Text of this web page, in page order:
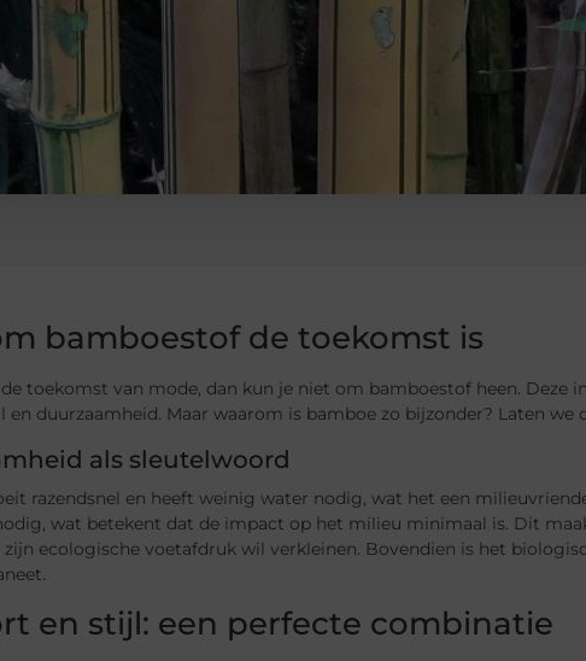
bamboestof de toekomst is
de toekomst van mode, dan kun je niet om bamboestof heen. Deze
duurzaamheid. Maar waarom is bamboe zo bijzonder? Laten we
als sleutelwoord
razendsnel en heeft weinig water nodig, wat het een
wat betekent dat de impact op het milieu minimaal is. Dit
zijn ecologische voetafdruk wil verkleinen. Bovendien is het
en stijl: een perfecte combinatie